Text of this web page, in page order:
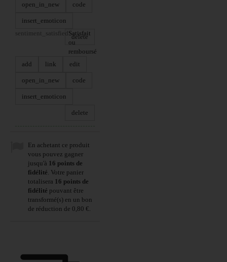
open_in_new code
insert_emoticon
delete
sentiment_satisfied Satisfait
ou
remboursé
add
link edit
open_in_new code
insert_emoticon
delete
En achetant ce produit
vous pouvez gagner
jusqu'à 16 points de
fidélité. Votre panier
totalisera 16 points de
fidélité pouvant être
transformé(s) en un bon
de réduction de 0,80 €.